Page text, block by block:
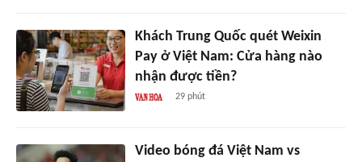
Khách Trung Quốc quét Weixin
Pay ở Việt Nam: Cửa hàng nào
nhận được tiền?
29 phút
Video bóng đá Việt Nam vs